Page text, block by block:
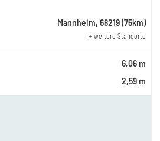
Mannheim, 68219(75km)
+ weitere Standorte
6,06 m
2,59 m